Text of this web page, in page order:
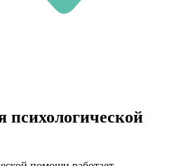
психологической